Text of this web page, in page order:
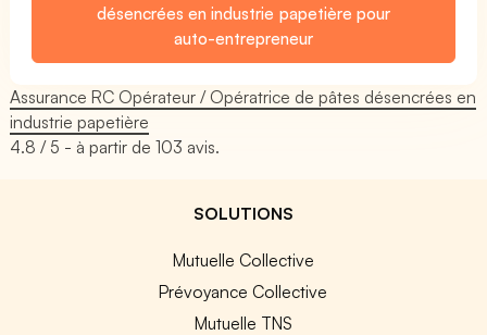
désencrées en industrie papetière pour
auto-entrepreneur
Assurance RC Opérateur / Opératrice de pâtes désencrées en
industrie papetière
4.8 / 5 - à partir de103 avis.
SOLUTIONS
Mutuelle Collective
Prévoyance Collective
Mutuelle TNS